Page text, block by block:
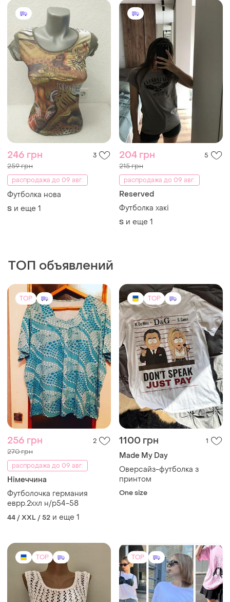
246 грн 3
259 грн
распродажа до 09 авг.
Футболка нова
S и еще 1
204 грн 5
215 грн
распродажа до 09 авг.
Reserved
Футболка хакі
S и еще 1
ТОП объявлений
TOP
256 грн 2
270 грн
распродажа до 09 авг.
Німеччина
Футболочка германия
еврр.2ххл н/р54-58
44 / XXL / 52 и еще 1
TOP
1100 грн 1
Made My Day
Оверсайз-футболка з
принтом
One size
TOP TOP